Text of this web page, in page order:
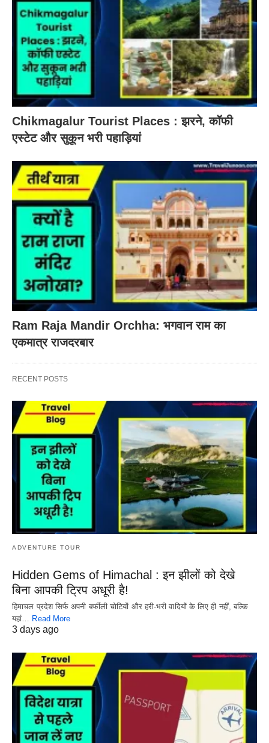
Chikmagalur Tourist Places : झरने, कॉफी
एस्टेट और सुकून भरी पहाड़ियां
Ram Raja Mandir Orchha: भगवान राम का
एकमात्र राजदरबार
RECENT POSTS
ADVENTURE TOUR
Hidden Gems of Himachal : इन झीलों को देखे
बिना आपकी ट्रिप अधूरी है!
हिमाचल प्रदेश सिर्फ अपनी बर्फीली चोटियों और हरी-भरी वादियों के लिए ही नहीं, बल्कि
यहां… Read More
3 days ago